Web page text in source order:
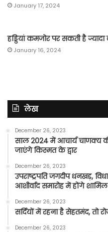
January 17, 2024
हड्डियां कमजोर पर सकती है
January 16, 2024
लेख
December 26, 2023
साल 2024 में आचार्य चाणक्य
जाएंगे किस्मत के द्वार
December 26, 2023
उपराष्ट्रपति जगदीप धनखड़,
आशीर्वाद समारोह में होंगे शामिल
December 26, 2023
सर्दियों में रहना है सेहतमंद, तो
December 26, 2023